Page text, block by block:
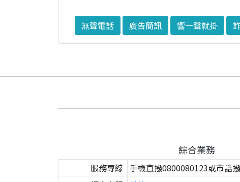
無聲電話
廣告簡訊 響一聲就掛
綜合業務
服務專線
手機直撥0800080123或市話